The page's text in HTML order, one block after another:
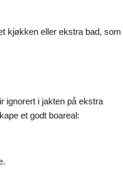
kjøkken eller ekstra bad, som
ignorert i jakten på ekstra
et godt boareal: